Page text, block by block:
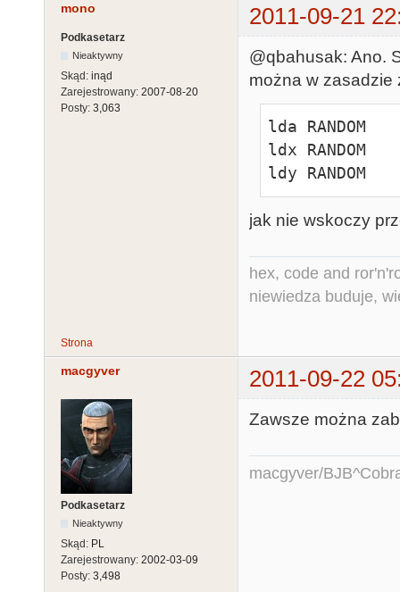
mono 2011-09-21
Podkasetarz
Nieaktywny
Skąd: inąd
Zarejestrowany: 2007-08-20
Posty: 3,063
@qbahusak: Ano.
można w zasadzie
lda RANDOM
ldx RANDOM
ldy RANDOM
jak nie wskoczy
hex, code and
niewiedza buduje,
Strona
macgyver 2011-09-22
Podkasetarz
Nieaktywny
Skąd: PL
Zarejestrowany: 2002-03-09
Posty: 3,498
Zawsze można
macgyver/